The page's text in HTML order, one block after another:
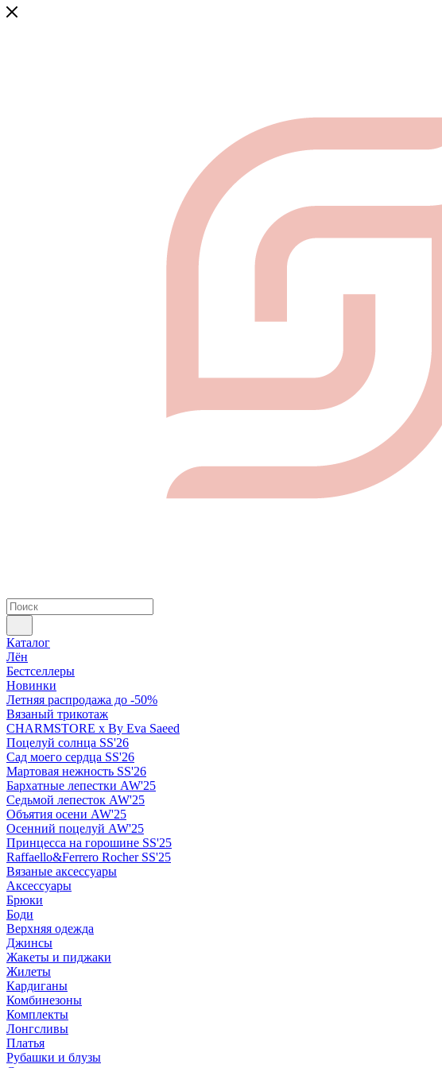
Каталог
Лён
Бестселлеры
Новинки
Летняя распродажа до -50%
Вязаный трикотаж
CHARMSTORE х By Eva Saeed
Поцелуй солнца SS'26
Сад моего сердца SS'26
Мартовая нежность SS'26
Бархатные лепестки AW'25
Седьмой лепесток AW'25
Объятия осени AW'25
Осенний поцелуй AW'25
Принцесса на горошине SS'25
Raffaello&Ferrero Rocher SS'25
Вязаные аксессуары
Аксессуары
Брюки
Боди
Верхняя одежда
Джинсы
Жакеты и пиджаки
Жилеты
Кардиганы
Комбинезоны
Комплекты
Лонгсливы
Платья
Рубашки и блузы